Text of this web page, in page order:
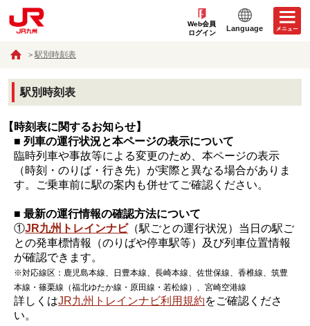
Web会員
ログイン
Language
駅別時刻表
駅別時刻表
【時刻表に関するお知らせ】
■ 列車の運行状況と本ページの表示について
臨時列車や事故等による変更のため、本ページの表示
（時刻・のりば・行き先）が実際と異なる場合がありま
す。ご乗車前に駅の案内も併せてご確認ください。
■ 最新の運行情報の確認方法について
①JR九州トレインナビ（駅ごとの運行状況）当日の駅ご
との発車標情報（のりばや停車駅等）及び列車位置情報
が確認できます。
※対応線区：鹿児島本線、日豊本線、長崎本線、佐世保線、香椎線、筑豊
本線・篠栗線（福北ゆたか線・原田線・若松線）、宮崎空港線
詳しくはJR九州トレインナビ利用規約をご確認くださ
い。